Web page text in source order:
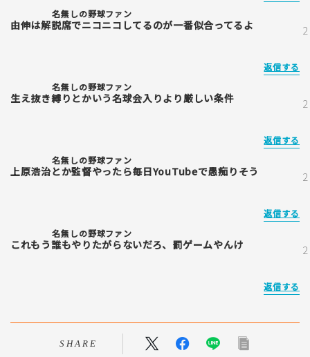
名無しの野球ファン
由伸は解説席でニコニコしてるのが一番似合ってるよ
返信する
名無しの野球ファン
生え抜き縛りとかいう名球会入りより厳しい条件
返信する
名無しの野球ファン
上原浩治とか監督やったら毎日YouTubeで愚痴りそう
返信する
名無しの野球ファン
これもう誰もやりたがらないだろ、罰ゲームやんけ
返信する
SHARE